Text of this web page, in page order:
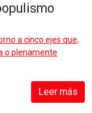
a cinco ejes que,
o plenamente
Leer más